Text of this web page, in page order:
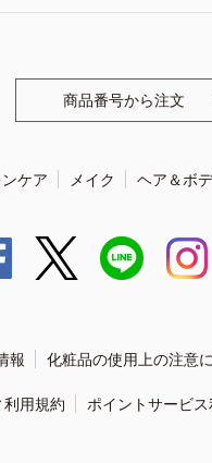
商品番号から注文
ケア メイク ヘア＆ボ
報 化粧品の使用上の注意
用規約 ポイントサービ